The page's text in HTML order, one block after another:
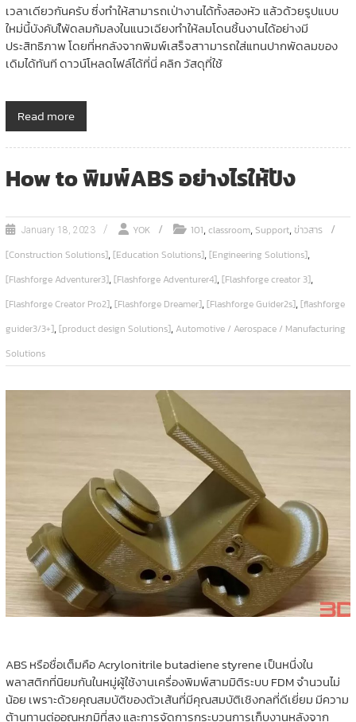
เวลาเดียวกันครับ ซึ่งทำให้สามารถเป่างานได้ทั้งสองหัว แล้วด้วยรูปแบบ
ใหม่นี้บังคับใ้พัดลมก้มลงในแนวเฉียงทำให้ลมโดนชิ้นงานได้อย่างมี
ประสิทธิภาพ โดยที่หกลังจากพิมพ์เสร็จสาามารถใส่แทนปากพัดลมของ
เดิมได้ทันที ดาวน์โหลดไฟล์ได้ที่นี่ คลิก วัสดุที่ใช้
Read more
How to พิมพ์ABS อย่างไรให้ปัง
January 18, 2023 YOK 101,classroom,Support,ข่าวสาร
[Construction Solutions],[Education Solutions],[Engineering Solutions],
[Flashforge Adventurer3],[Flashforge Adventurer4],[Flashforge creator 3],
[Flashforge Creator Pro2],[Flashforge Dreamer],[Flashforge Guider2s],[flashforge
guider3/3+],[product design Solutions], Automotive / Aerospace / Manufacturing
Solutions
ABS หรือชื่อเต็มคือ Acrylonitrile butadiene styrene เป็นหนึ่งใน
พลาสติกที่นิยมกันในหมู่ผู้ใช้งานเครื่องพิมพ์สามมิติระบบ FDM จำนวนไม่
น้อย เพราะด้วยคุณสมบัติของตัวเส้นที่มีคุณสมบัติเชิงกลที่ดีเยี่ยม มีความ
ต้านทานต่ออุณหภูมิที่สูง และการจัดการกระบวนการเก็บงานหลังจาก